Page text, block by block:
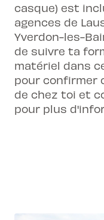
casque) est
agences de
Yverdon-les-
de suivre ta
matériel dans
pour confirmer
de chez toi et
pour plus